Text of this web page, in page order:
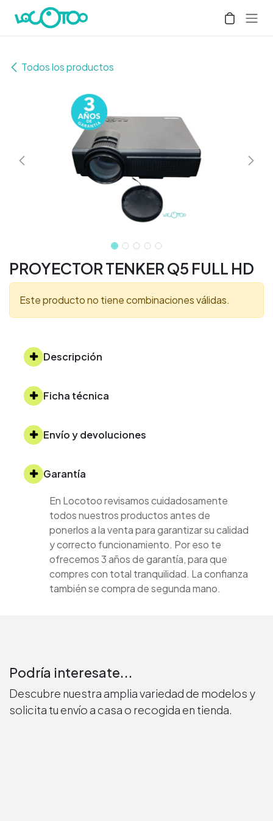
Ir al contenido
Todos los productos
PROYECTOR TENKER Q5 FULL HD
Este producto no tiene combinaciones válidas.
Descripción
Ficha técnica
Envío y devoluciones
Garantía
En Locotoo revisamos cuidadosamente
todos nuestros productos antes de
ponerlos a la venta para garantizar su calidad
y correcto funcionamiento. Por eso te
ofrecemos 3 años de garantía, para que
compres con total tranquilidad. La confianza
también se compra de segunda mano.
Podría interesate...
Descubre nuestra amplia variedad de modelos y
solicita tu envío a casa o recogida en tienda.